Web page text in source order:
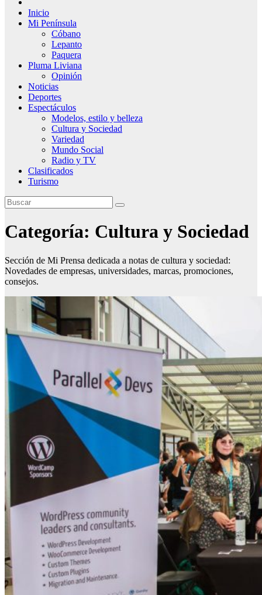
Inicio
Mi Península
Cóbano
Lepanto
Paquera
Pluma Liviana
Opinión
Noticias
Deportes
Espectáculos
Modelos, estilo y belleza
Cultura y Sociedad
Variedad
Mundo Social
Radio y TV
Clasificados
Turismo
Categoría: Cultura y Sociedad
Sección de Mi Prensa dedicada a notas de cultura y sociedad:
Novedades de empresas, universidades, marcas, promociones,
consejos.